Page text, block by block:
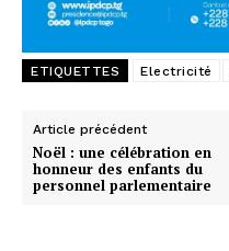
ETIQUETTES Electricité
Article précédent
Noël : une célébration en
honneur des enfants du
personnel parlementaire